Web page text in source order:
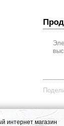
интернет магазин